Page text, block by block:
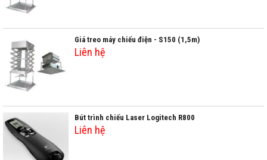
Giá treo máy chiếu điện - S150 (1,5m)
Liên hệ
Bút trình chiếu Laser Logitech R800
Liên hệ